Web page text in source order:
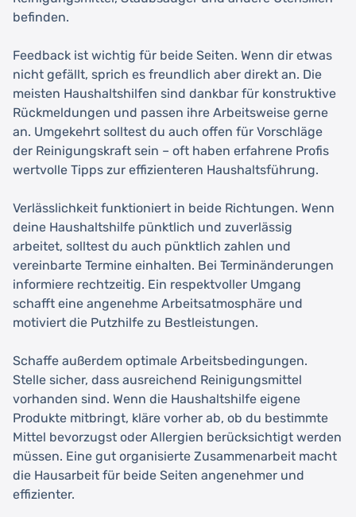
befinden.
Feedback ist wichtig für beide Seiten. Wenn dir etwas
nicht gefällt, sprich es freundlich aber direkt an. Die
meisten Haushaltshilfen sind dankbar für konstruktive
Rückmeldungen und passen ihre Arbeitsweise gerne
an. Umgekehrt solltest du auch offen für Vorschläge
der Reinigungskraft sein – oft haben erfahrene Profis
wertvolle Tipps zur effizienteren Haushaltsführung.
Verlässlichkeit funktioniert in beide Richtungen. Wenn
deine Haushaltshilfe pünktlich und zuverlässig
arbeitet, solltest du auch pünktlich zahlen und
vereinbarte Termine einhalten. Bei Terminänderungen
informiere rechtzeitig. Ein respektvoller Umgang
schafft eine angenehme Arbeitsatmosphäre und
motiviert die Putzhilfe zu Bestleistungen.
Schaffe außerdem optimale Arbeitsbedingungen.
Stelle sicher, dass ausreichend Reinigungsmittel
vorhanden sind. Wenn die Haushaltshilfe eigene
Produkte mitbringt, kläre vorher ab, ob du bestimmte
Mittel bevorzugst oder Allergien berücksichtigt werden
müssen. Eine gut organisierte Zusammenarbeit macht
die Hausarbeit für beide Seiten angenehmer und
effizienter.